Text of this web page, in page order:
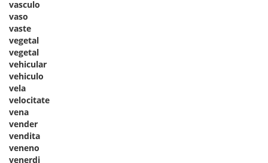
vasculo
vaso
vaste
vegetal
vegetal
vehicular
vehiculo
vela
velocitate
vena
vender
vendita
veneno
venerdi